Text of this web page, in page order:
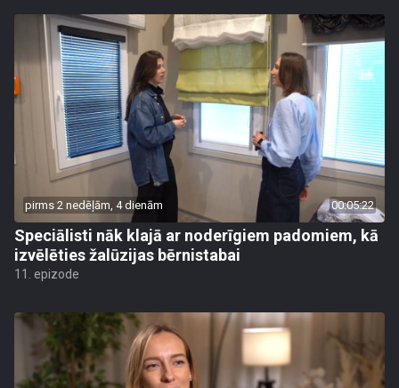
pirms 2 nedēļām, 4 dienām 00:05:22
Speciālisti nāk klajā ar noderīgiem padomiem, kā
izvēlēties žalūzijas bērnistabai
11. epizode